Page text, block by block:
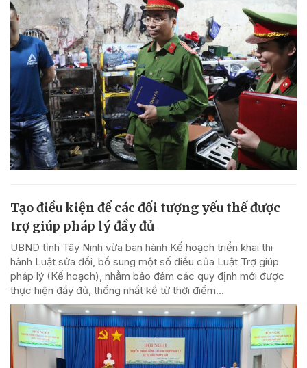
Tạo điều kiện để các đối tượng yếu thế được
trợ giúp pháp lý đầy đủ
UBND tỉnh Tây Ninh vừa ban hành Kế hoạch triển khai thi
hành Luật sửa đổi, bổ sung một số điều của Luật Trợ giúp
pháp lý (Kế hoạch), nhằm bảo đảm các quy định mới được
thực hiện đầy đủ, thống nhất kể từ thời điểm...